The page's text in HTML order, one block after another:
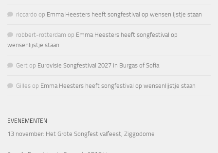
riccardo op Emma Heesters heeft songfestival op wensenlijstje staan
robbert-rotterdam op Emma Heesters heeft songfestival op
wensenlijstje staan
Gert op Eurovisie Songfestival 2027 in Burgas of Sofia
Gilles op Emma Heesters heeft songfestival op wensenlijstje staan
EVENEMENTEN
13 november: Het Grote Songfestivalfeest, Ziggodome